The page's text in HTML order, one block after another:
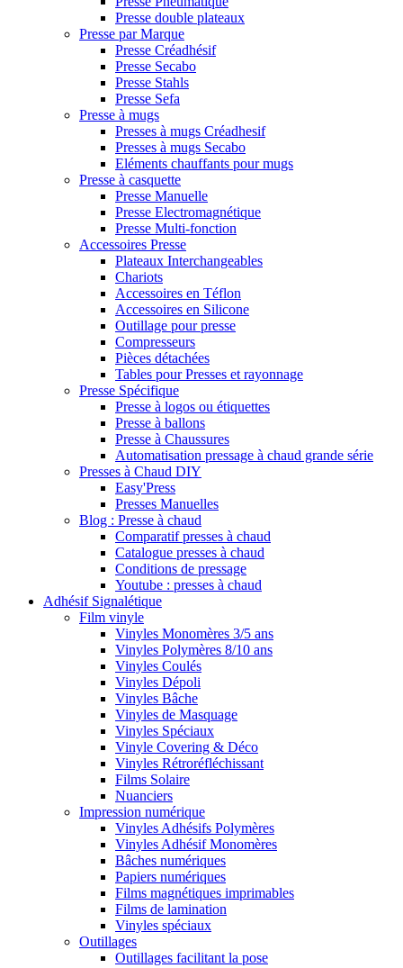
Presse double plateaux
Presse par Marque
Presse Créadhésif
Presse Secabo
Presse Stahls
Presse Sefa
Presse à mugs
Presses à mugs Créadhesif
Presses à mugs Secabo
Eléments chauffants pour mugs
Presse à casquette
Presse Manuelle
Presse Electromagnétique
Presse Multi-fonction
Accessoires Presse
Plateaux Interchangeables
Chariots
Accessoires en Téflon
Accessoires en Silicone
Outillage pour presse
Compresseurs
Pièces détachées
Tables pour Presses et rayonnage
Presse Spécifique
Presse à logos ou étiquettes
Presse à ballons
Presse à Chaussures
Automatisation pressage à chaud grande série
Presses à Chaud DIY
Easy'Press
Presses Manuelles
Blog : Presse à chaud
Comparatif presses à chaud
Catalogue presses à chaud
Conditions de pressage
Youtube : presses à chaud
Adhésif Signalétique
Film vinyle
Vinyles Monomères 3/5 ans
Vinyles Polymères 8/10 ans
Vinyles Coulés
Vinyles Dépoli
Vinyles Bâche
Vinyles de Masquage
Vinyles Spéciaux
Vinyle Covering & Déco
Vinyles Rétroréfléchissant
Films Solaire
Nuanciers
Impression numérique
Vinyles Adhésifs Polymères
Vinyles Adhésif Monomères
Bâches numériques
Papiers numériques
Films magnétiques imprimables
Films de lamination
Vinyles spéciaux
Outillages
Outillages facilitant la pose